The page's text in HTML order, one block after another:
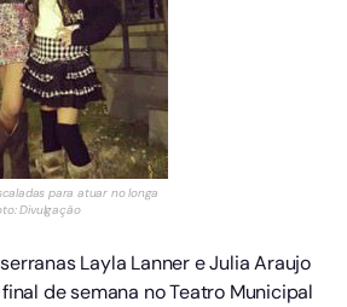
para atuar no longa
Divulgação
Layla Lanner e Julia Araujo
de semana no Teatro Municipal